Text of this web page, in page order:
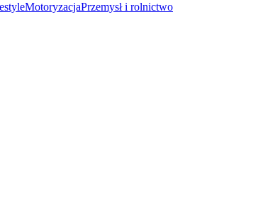
MotoryzacjaPrzemysł i rolnictwo